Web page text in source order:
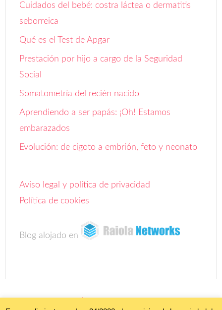
Cuidados del bebé: costra láctea o dermatitis
seborreica
Qué es el Test de Apgar
Prestación por hijo a cargo de la Seguridad
Social
Somatometría del recién nacido
Aprendiendo a ser papás: ¡Oh! Estamos
embarazados
Evolución: de cigoto a embrión, feto y neonato
Aviso legal y política de privacidad
Política de cookies
Blog alojado en